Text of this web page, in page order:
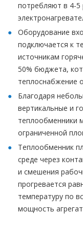
потребляют в 4-5
Оборудование
подключается к
источникам
50% бюджета,
теплоснабжение
Благодаря
вертикальные и
теплообменники
ограниченной
Теплообменник
среде через
и смешения
прогревается
температуру по
мощность